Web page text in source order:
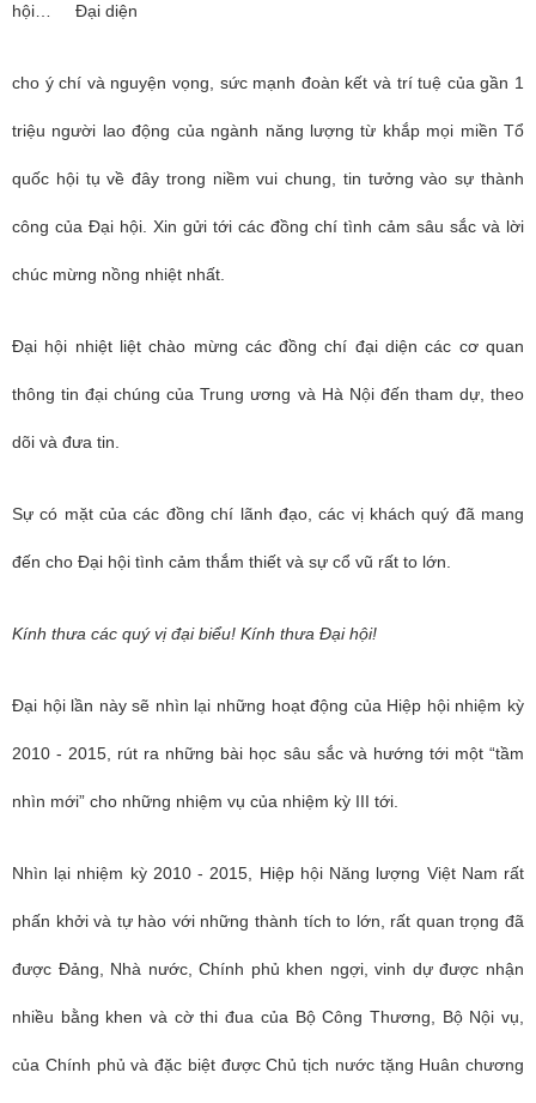
hội… Đại diện
cho ý chí và nguyện vọng, sức mạnh đoàn kết và trí tuệ của gần 1
triệu người lao động của ngành năng lượng từ khắp mọi miền Tổ
quốc hội tụ về đây trong niềm vui chung, tin tưởng vào sự thành
công của Đại hội. Xin gửi tới các đồng chí tình cảm sâu sắc và lời
chúc mừng nồng nhiệt nhất.
Đại hội nhiệt liệt chào mừng các đồng chí đại diện các cơ quan
thông tin đại chúng của Trung ương và Hà Nội đến tham dự, theo
dõi và đưa tin.
Sự có mặt của các đồng chí lãnh đạo, các vị khách quý đã mang
đến cho Đại hội tình cảm thắm thiết và sự cổ vũ rất to lớn.
Kính thưa các quý vị đại biểu! Kính thưa Đại hội!
Đại hội lần này sẽ nhìn lại những hoạt động của Hiệp hội nhiệm kỳ
2010 - 2015, rút ra những bài học sâu sắc và hướng tới một “tầm
nhìn mới” cho những nhiệm vụ của nhiệm kỳ III tới.
Nhìn lại nhiệm kỳ 2010 - 2015, Hiệp hội Năng lượng Việt Nam rất
phấn khởi và tự hào với những thành tích to lớn, rất quan trọng đã
được Đảng, Nhà nước, Chính phủ khen ngợi, vinh dự được nhận
nhiều bằng khen và cờ thi đua của Bộ Công Thương, Bộ Nội vụ,
của Chính phủ và đặc biệt được Chủ tịch nước tặng Huân chương